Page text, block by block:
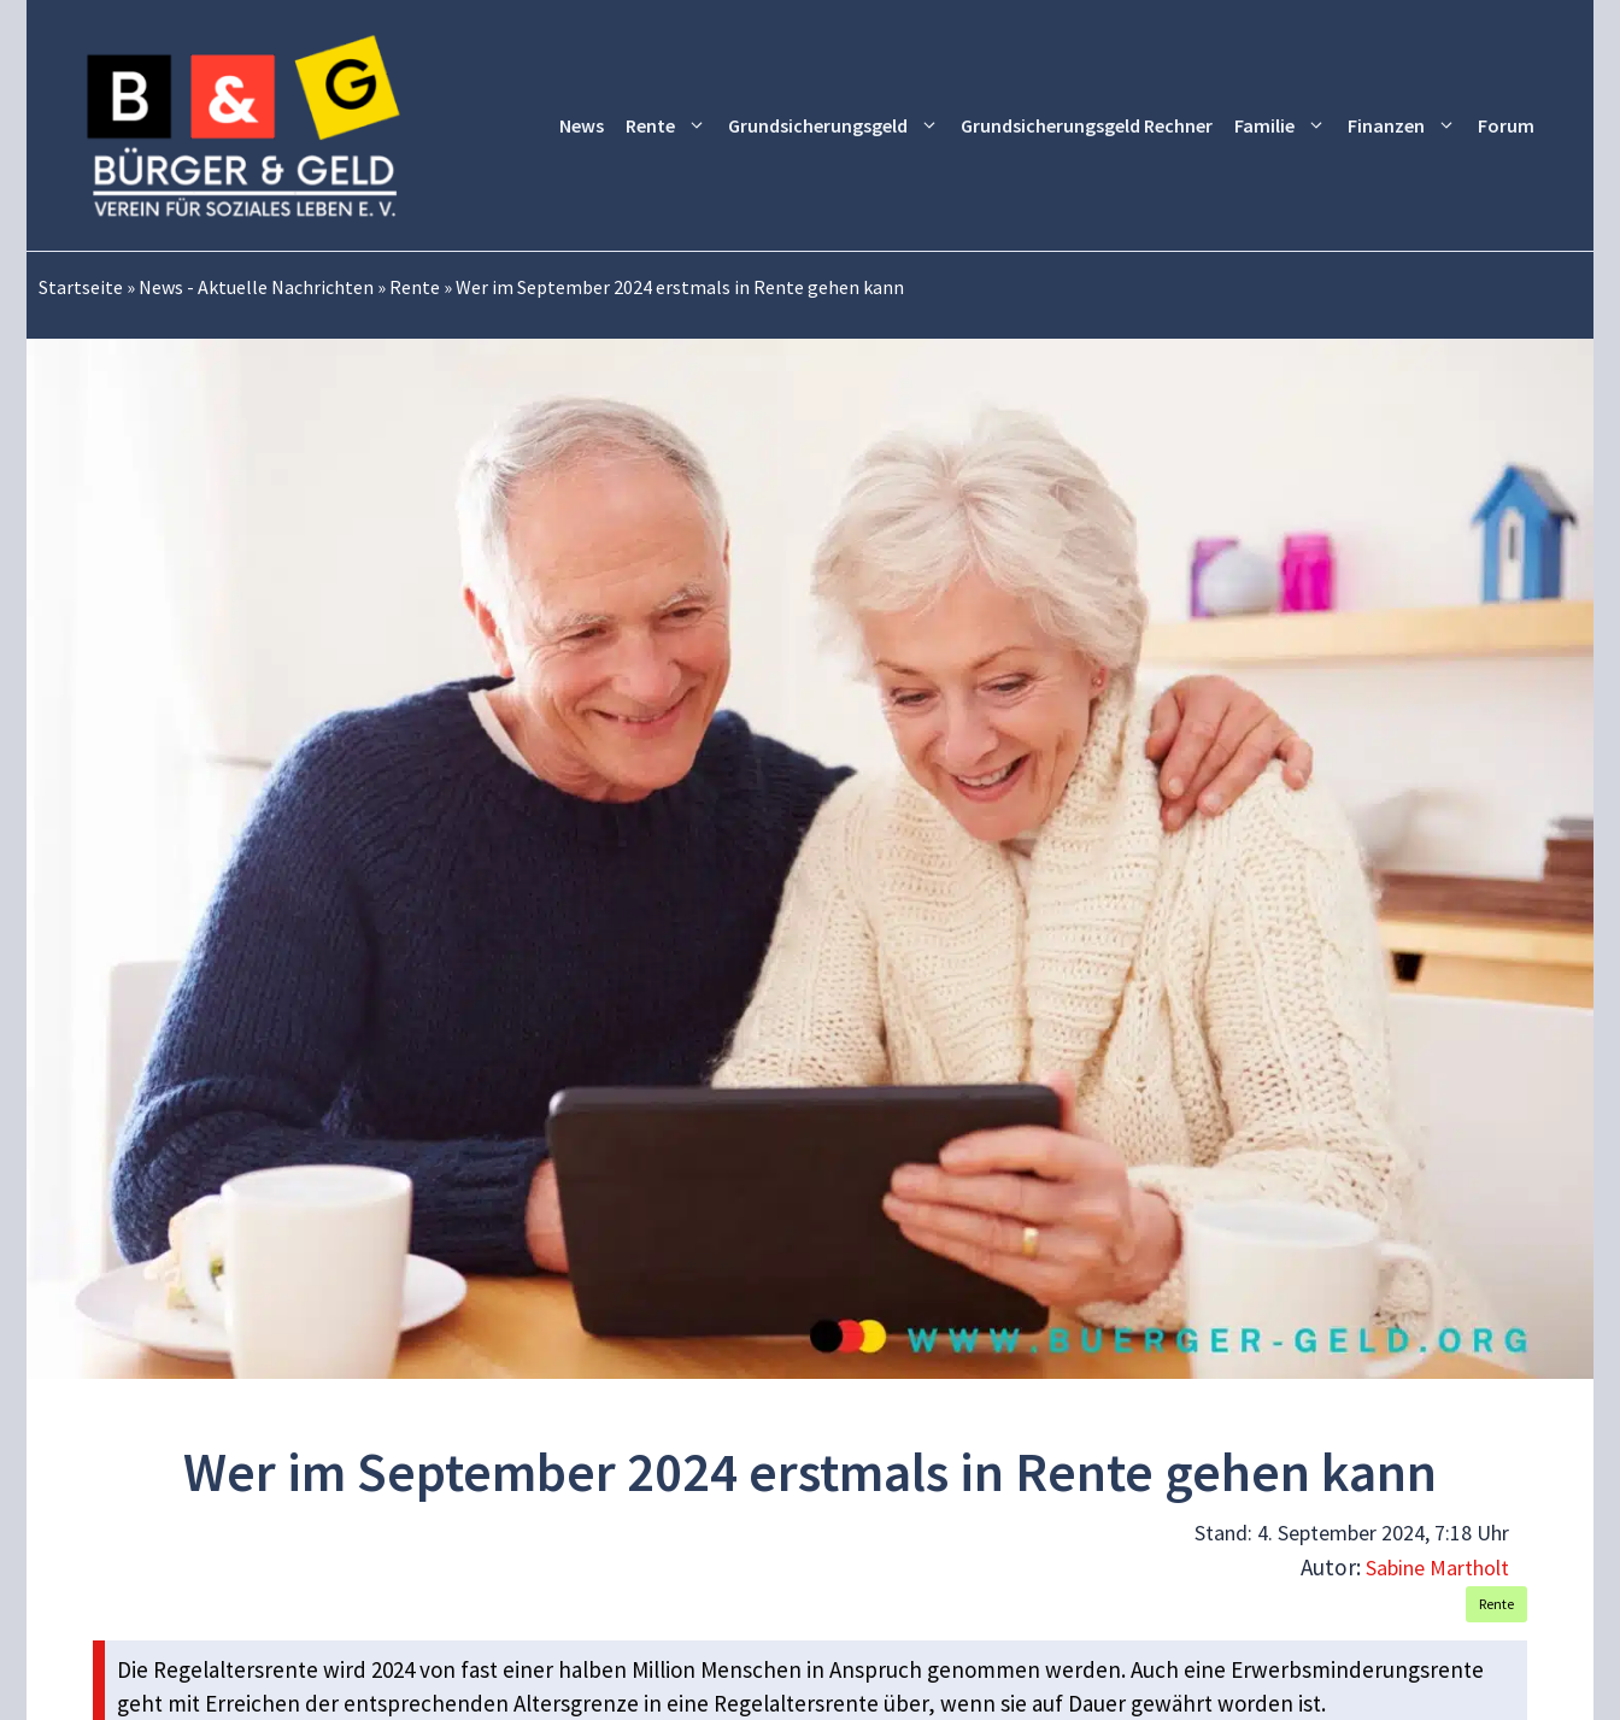
News Rente Grundsicherungsgeld Grundsicherungsgeld Rechner Familie Finanzen Forum
Startseite » News - Aktuelle Nachrichten » Rente »Wer im September 2024 erstmals in Rente gehen kann
Wer im September 2024 erstmals in Rente gehen kann
Stand: 4. September 2024, 7:18 Uhr
Autor:Sabine Martholt
Rente
Die Regelaltersrente wird 2024 von fast einer halben Million Menschen in Anspruch genommen werden. Auch eine Erwerbsminderungsrente
geht mit Erreichen der entsprechenden Altersgrenze in eine Regelaltersrente über, wenn sie auf Dauer gewährt worden ist.